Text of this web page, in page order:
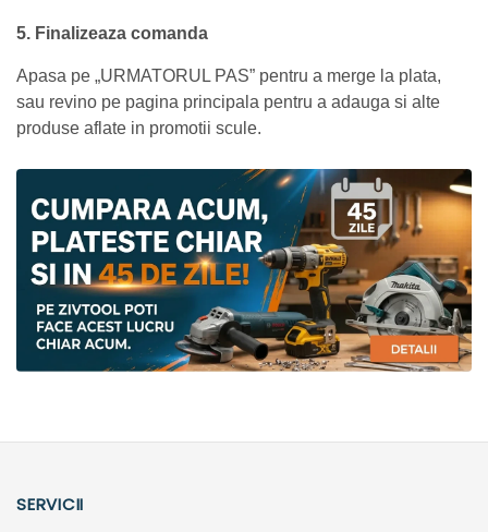
5. Finalizeaza comanda
Apasa pe „URMATORUL PAS” pentru a merge la plata,
sau revino pe pagina principala pentru a adauga si alte
produse aflate in promotii scule.
SERVICII